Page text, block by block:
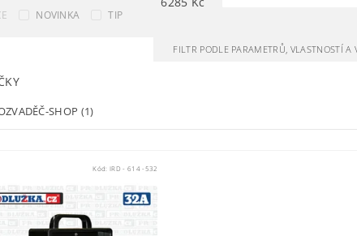
NOVINKA TIP
FILTR PODLE PARAMETRŮ, VLASTNOSTÍ A
SHOP (1)
Kód: IRD - 614 -532